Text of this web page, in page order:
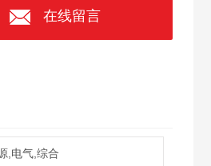
在线留言
,电气,综合